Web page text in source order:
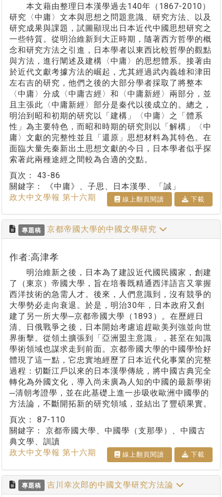
本文藉由整理日本漢學過去140年（1867-2010）
研究〈中庸〉文本與思想之問題意識、研究方法、以及
研究成果與課題，試圖顯現出日本近代中國思想研究之
一些特質。從明治維新到大正時期，隨著西方哲學的概
念和研究方法之引進，日本學者以東西比較哲學的觀點
與方法，進行闡述及建構〈中庸〉的思想體系。接著由
於近代文獻考據方法的崛起，尤其經過武內義雄和津田
左右吉的研究，他們之後的大部分學者採取了將整本
〈中庸〉分成〈中庸古經〉和〈中庸新經〉兩部分，並
且主張此〈中庸新經〉部分是秦代以後成立的。總之，
明治到昭和初期的研究以「建構」〈中庸〉之「體系
性」為主要特色，而昭和時期的研究則以「解構」〈中
庸〉文獻的完整性並且「還原」思想材料為其特色。在
面臨大量先秦新出土思想文獻的今日，日本學者似乎探
索著此兩種途經之間較為合適的交點。
頁次： 43-86
關鍵字：
《中庸》、子思、日本漢學、「誠」
政大中文學報 第十六期
線上翻⾴閱讀 下載
專題稿 京都帝國大學的中國文學研究
作者:高津孝
明治維新之後，日本為了建設近代國民國家，創建
了（東京）帝國大學，旨在培養既精通西洋語言又掌握
西洋技術的急需人才。後來，人們意識到，沒有競爭的
大學勢必走向衰退。於是，明治30年，日本政府又創
建了另一所大學─京都帝國大學（1893）。在歷經日
清、日俄戰爭之後，日本開始考慮追趕歐美列強並向世
界衝擊。從領土擴張到「亞洲盟主意識」，甚至在知識
學術領域也謀求走到前面。京都帝國大學的中國學恰好
體現了這一點，它忠實地經歷了日本近代化事業的完整
過程：切斷江戶以來的日本漢學傳統，將中國古典完全
轉化為外國文化，導入尚未廣為人知的中國的最新學術
─清朝考證學，並在此基礎上進一步吸收歐洲中國學的
方法論，不斷開拓新的研究領域，並結出了豐碩果實。
頁次： 87-110
關鍵字： 京都帝國大學、中國學（支那學）、中國古
典文學、訓讀
政大中文學報 第十六期
線上翻⾴閱讀 下載
專題稿 吉川幸次郎的中國文學研究方法論